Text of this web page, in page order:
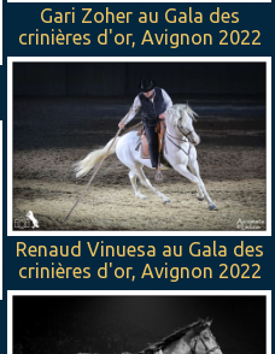
Gari Zoher au Gala des
crinières d'or, Avignon 2022
Renaud Vinuesa au Gala des
crinières d'or, Avignon 2022